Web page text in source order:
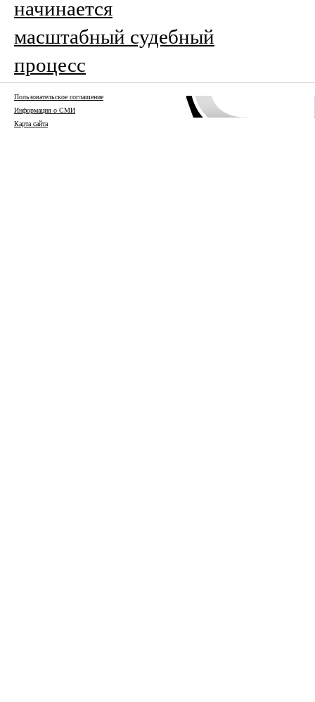
начинается
масштабный судебный
процесс
Пользовательское соглашение
Информация о СМИ
Карта сайта